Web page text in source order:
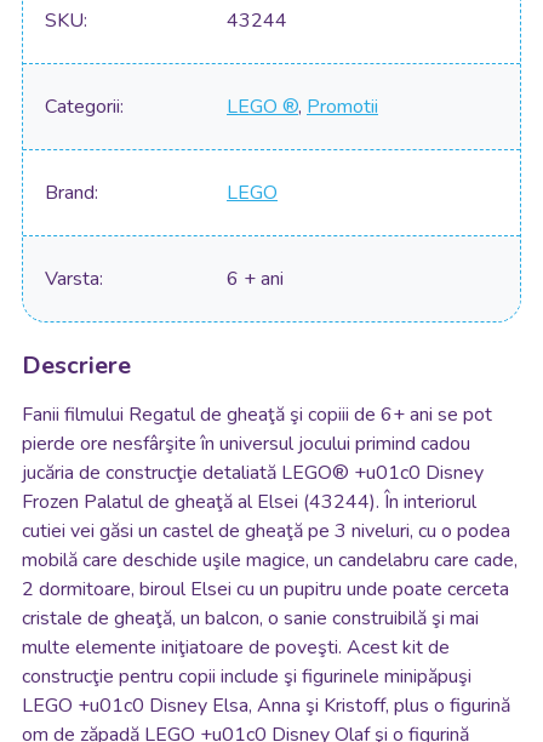
SKU 43244
Categorii LEGO ®, Promotii
Brand LEGO
Varsta 6 + ani
Descriere
Fanii filmului Regatul de gheaţă şi copiii de 6+ ani se pot
pierde ore nesfârşite în universul jocului primind cadou
jucăria de construcţie detaliată LEGO® +u01c0 Disney
Frozen Palatul de gheaţă al Elsei (43244). În interiorul
cutiei vei găsi un castel de gheaţă pe 3 niveluri, cu o podea
mobilă care deschide uşile magice, un candelabru care cade,
2 dormitoare, biroul Elsei cu un pupitru unde poate cerceta
cristale de gheaţă, un balcon, o sanie construibilă şi mai
multe elemente iniţiatoare de poveşti. Acest kit de
construcţie pentru copii include şi figurinele minipăpuşi
LEGO +u01c0 Disney Elsa, Anna şi Kristoff, plus o figurină
om de zăpadă LEGO +u01c0 Disney Olaf şi o figurină